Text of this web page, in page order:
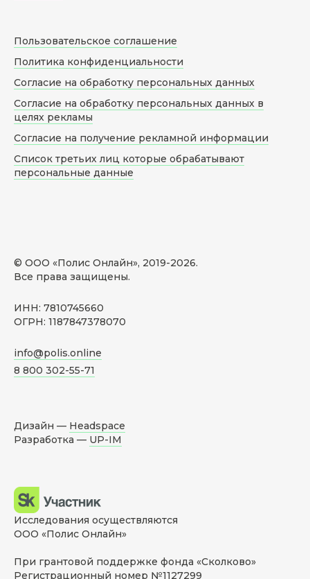
© ООО «Полис Онлайн», 2019-2026.
Все права защищены.
ИНН: 7810745660
ОГРН: 1187847378070
info@polis.online
8 800 302-55-71
Пользовательское соглашение
Политика конфиденциальности
Согласие на обработку персональных данных
Согласие на обработку персональных данных в
целях рекламы
Согласие на получение рекламной информации
Список третьих лиц которые обрабатывают
персональные данные
Дизайн — Headspace
Разработка — UP-IM
Исследования осуществляются
ООО «Полис Онлайн»
При грантовой поддержке фонда «Сколково»
Регистрационный номер №1127299